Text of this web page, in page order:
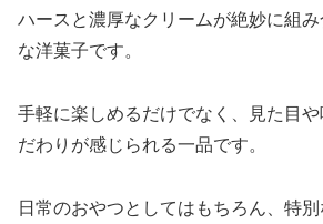
ハースと濃厚なクリームが絶妙に組
な洋菓子です。
手軽に楽しめるだけでなく、見た目
だわりが感じられる一品です。
日常のおやつとしてはもちろん、特